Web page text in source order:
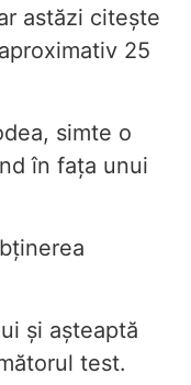
astăzi citește
25
simte o
în fața unui
și așteaptă
test.